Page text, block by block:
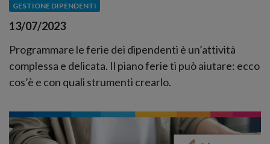
GESTIONE DIPENDENTI
13/07/2023
Programmare le ferie dei dipendenti è un’attività
complessa e delicata. Il piano ferie ti può aiutare: ecco
cos’è e con quali strumenti crearlo.